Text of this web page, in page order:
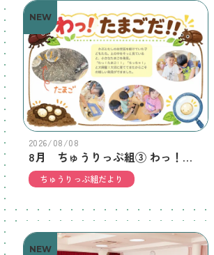
NEW
2026/08/08
8月 ちゅうりっぷ組③ わっ！たまごだ！！
ちゅうりっぷ組だより
NEW